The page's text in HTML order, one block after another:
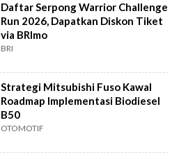
Daftar Serpong Warrior Challenge
Run 2026, Dapatkan Diskon Tiket
via BRImo
BRI
Strategi Mitsubishi Fuso Kawal
Roadmap Implementasi Biodiesel
B50
OTOMOTIF